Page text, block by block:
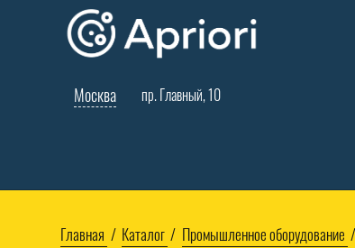
Москва пр. Главный, 10
Главная Каталог Промышленное оборудование